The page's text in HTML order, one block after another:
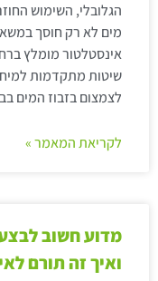
הגלובלי, השימוש
מים לא רק חוסך
אינסטלטור מומלץ
שיטות מתקדמות
לצמצום בזבוז המים
לקריאת המאמר »
מדוע חשוב לבצע
ואיך זה תורם